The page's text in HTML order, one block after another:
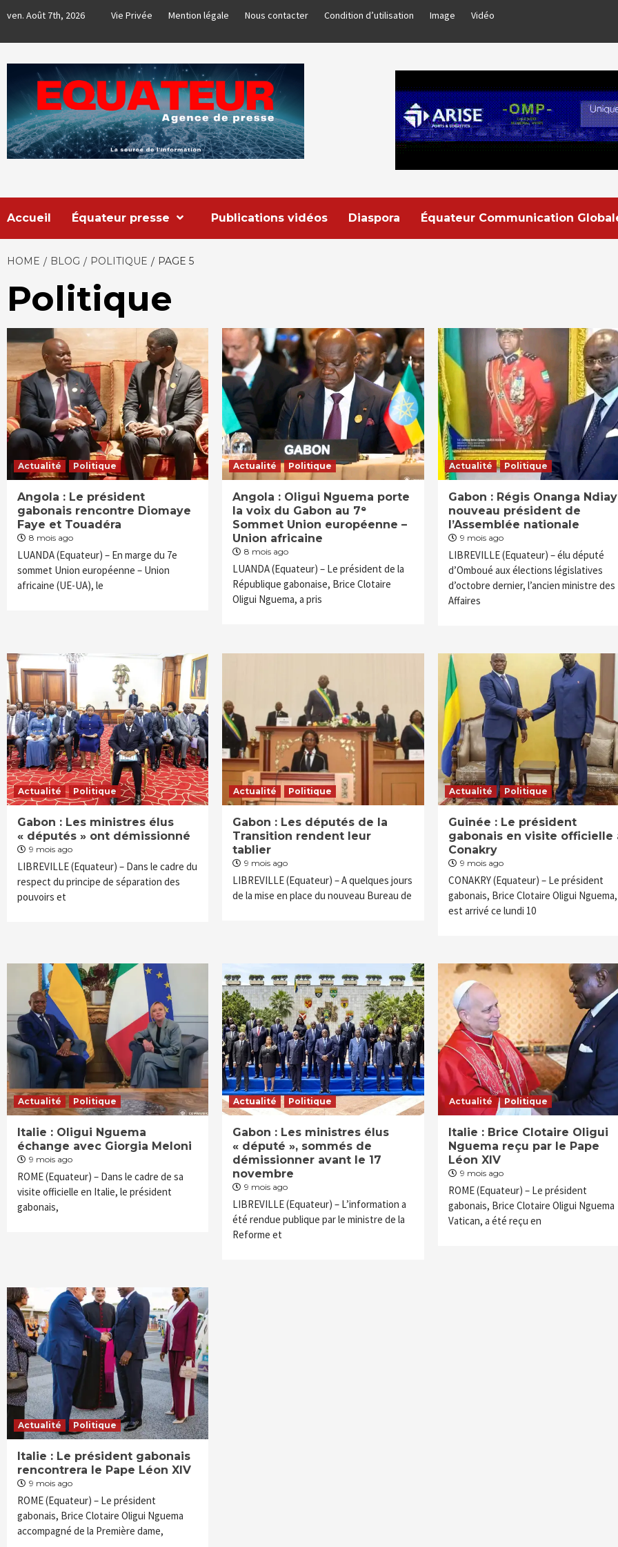
content
ven. Août 7th, 2026 Vie Privée Mention légale Nous contacter Condition d’utilisation Image Vidéo
EQUATEUR
Accueil Équateur presse Publications vidéos Diaspora Équateur Communication
HOME BLOG POLITIQUE PAGE 5
Politique
Actualité Politique
Angola : Le président
gabonais rencontre Diomaye
Faye et Touadéra
8 mois ago
LUANDA (Equateur) – En marge du 7e
sommet Union européenne – Union
africaine (UE-UA), le
Actualité Politique
Angola : Oligui Nguema porte
la voix du Gabon au 7ᵉ
Sommet Union européenne –
Union africaine
8 mois ago
LUANDA (Equateur) – Le président de la
République gabonaise, Brice Clotaire
Oligui Nguema, a pris
Actualité Politique
Gabon : Régis Onanga
nouveau président de
l’Assemblée nationale
9 mois ago
LIBREVILLE (Equateur) – élu député
d’Omboué aux élections législatives
d’octobre dernier, l’ancien ministre des
Affaires
Actualité Politique
Gabon : Les ministres élus
« députés » ont démissionné
9 mois ago
LIBREVILLE (Equateur) – Dans le cadre du
respect du principe de séparation des
pouvoirs et
Actualité Politique
Gabon : Les députés de la
Transition rendent leur
tablier
9 mois ago
LIBREVILLE (Equateur) – A quelques jours
de la mise en place du nouveau Bureau de
Actualité Politique
Guinée : Le président
gabonais en visite officielle
Conakry
9 mois ago
CONAKRY (Equateur) – Le président
gabonais, Brice Clotaire Oligui Nguema,
est arrivé ce lundi 10
Actualité Politique
Italie : Oligui Nguema
échange avec Giorgia Meloni
9 mois ago
ROME (Equateur) – Dans le cadre de sa
visite officielle en Italie, le président
gabonais,
Actualité Politique
Gabon : Les ministres élus
« député », sommés de
démissionner avant le 17
novembre
9 mois ago
LIBREVILLE (Equateur) – L’information a
été rendue publique par le ministre de la
Reforme et
Actualité Politique
Italie : Brice Clotaire Oligui
Nguema reçu par le Pape
Léon XIV
9 mois ago
ROME (Equateur) – Le président
gabonais, Brice Clotaire Oligui Nguema
Vatican, a été reçu en
Actualité Politique
Italie : Le président gabonais
rencontrera le Pape Léon XIV
9 mois ago
ROME (Equateur) – Le président
gabonais, Brice Clotaire Oligui Nguema
accompagné de la Première dame,